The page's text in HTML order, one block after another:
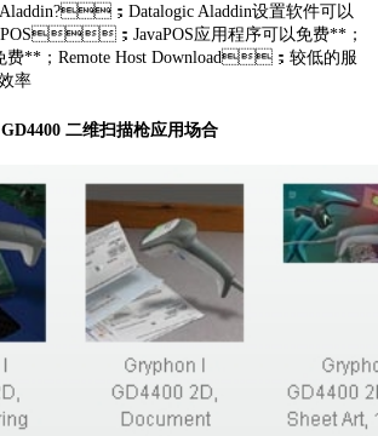
Aladdin?；Datalogic Aladdin设置软件可以
；JavaPOS应用程序可以免费**；
**；Remote Host Download；较低的服
率
二维扫描枪应用场合